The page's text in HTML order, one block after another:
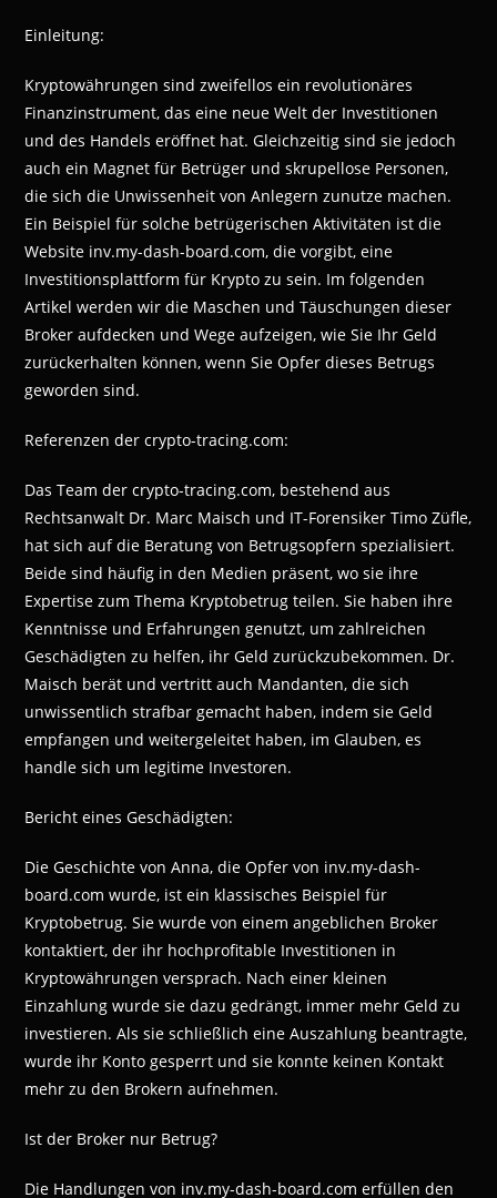
Einleitung:
Kryptowährungen sind zweifellos ein revolutionäres
Finanzinstrument, das eine neue Welt der Investitionen
und des Handels eröffnet hat. Gleichzeitig sind sie jedoch
auch ein Magnet für Betrüger und skrupellose Personen,
die sich die Unwissenheit von Anlegern zunutze machen.
Ein Beispiel für solche betrügerischen Aktivitäten ist die
Website inv.my-dash-board.com, die vorgibt, eine
Investitionsplattform für Krypto zu sein. Im folgenden
Artikel werden wir die Maschen und Täuschungen dieser
Broker aufdecken und Wege aufzeigen, wie Sie Ihr Geld
zurückerhalten können, wenn Sie Opfer dieses Betrugs
geworden sind.
Referenzen der crypto-tracing.com:
Das Team der crypto-tracing.com, bestehend aus
Rechtsanwalt Dr. Marc Maisch und IT-Forensiker Timo Züfle,
hat sich auf die Beratung von Betrugsopfern spezialisiert.
Beide sind häufig in den Medien präsent, wo sie ihre
Expertise zum Thema Kryptobetrug teilen. Sie haben ihre
Kenntnisse und Erfahrungen genutzt, um zahlreichen
Geschädigten zu helfen, ihr Geld zurückzubekommen. Dr.
Maisch berät und vertritt auch Mandanten, die sich
unwissentlich strafbar gemacht haben, indem sie Geld
empfangen und weitergeleitet haben, im Glauben, es
handle sich um legitime Investoren.
Bericht eines Geschädigten:
Die Geschichte von Anna, die Opfer von inv.my-dash-
board.com wurde, ist ein klassisches Beispiel für
Kryptobetrug. Sie wurde von einem angeblichen Broker
kontaktiert, der ihr hochprofitable Investitionen in
Kryptowährungen versprach. Nach einer kleinen
Einzahlung wurde sie dazu gedrängt, immer mehr Geld zu
investieren. Als sie schließlich eine Auszahlung beantragte,
wurde ihr Konto gesperrt und sie konnte keinen Kontakt
mehr zu den Brokern aufnehmen.
Ist der Broker nur Betrug?
Die Handlungen von inv.my-dash-board.com erfüllen den